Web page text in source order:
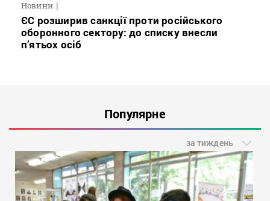
Новини
ЄС розширив санкції проти російського
оборонного сектору: до списку внесли
п’ятьох осіб
Популярне
за тиждень